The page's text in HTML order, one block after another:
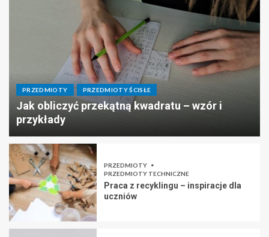
PRZEDMIOTY PRZEDMIOTY ŚCISŁE
Jak obliczyć przekątną kwadratu – wzór i
przykłady
PRZEDMIOTY
PRZEDMIOTY TECHNICZNE
Praca z recyklingu – inspiracje dla
uczniów